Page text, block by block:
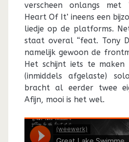
verscheen onlangs met
Heart Of It’ ineens een
liedje op de platforms.
staat overal “feat. Tony
namelijk gewoon de
Het schijnt iets te maken
(inmiddels afgelaste)
bracht al eerder twee
Afijn, mooi is het wel.